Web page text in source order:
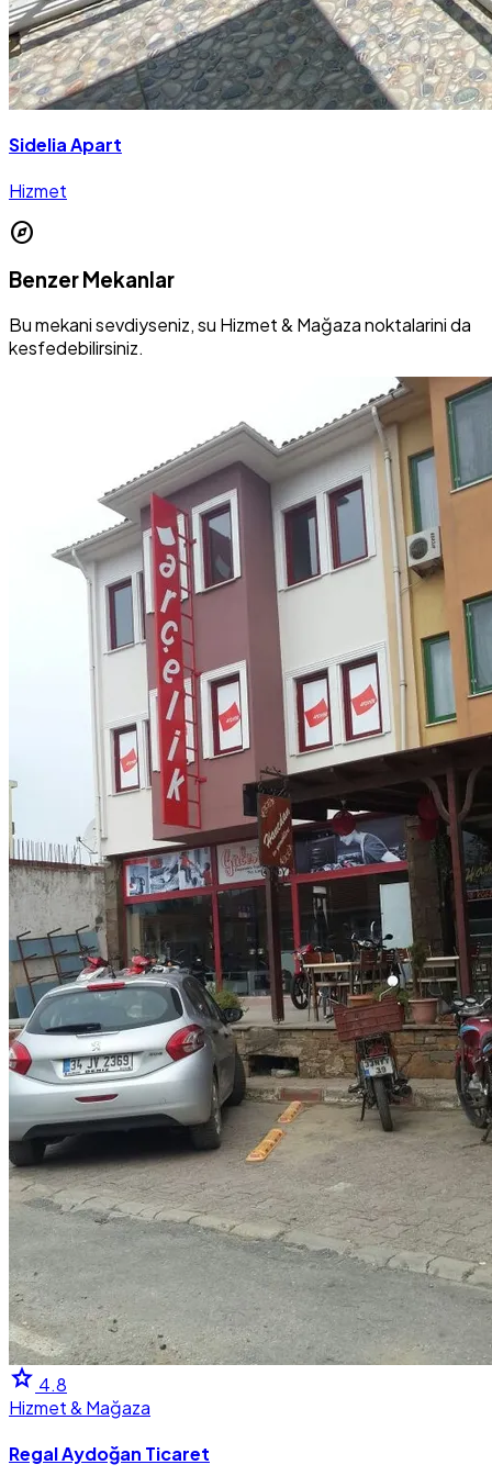
Sidelia Apart
Hizmet
explore
Benzer Mekanlar
Bu mekani sevdiyseniz, su Hizmet & Mağaza noktalarini da
kesfedebilirsiniz.
star 4.8
Hizmet & Mağaza
Regal Aydoğan Ticaret